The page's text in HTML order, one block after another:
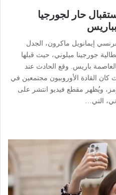
حار لجورجيا
إيمانويل ماكرون، الجدل
جورجينا ميلوني، حيث قبلها
باريس. وقع الحادث عند
القادة الأوروبيون مجتمعين في
ويُظهر مقطع فيديو انتشر على
التي…